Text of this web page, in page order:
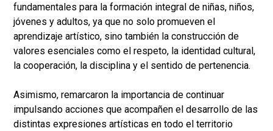
fundamentales para la formación integral de niñas, niños,
jóvenes y adultos, ya que no solo promueven el
aprendizaje artístico, sino también la construcción de
valores esenciales como el respeto, la identidad cultural,
la cooperación, la disciplina y el sentido de pertenencia.
Asimismo, remarcaron la importancia de continuar
impulsando acciones que acompañen el desarrollo de las
distintas expresiones artísticas en todo el territorio